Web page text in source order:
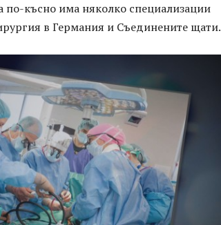
късно има няколко специализации
в Германия и Съединените щати.